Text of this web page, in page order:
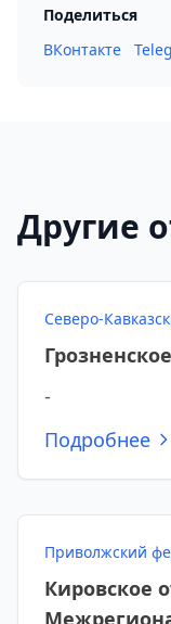
Поделиться
ВКонтакте
Другие
Северо-
-
Подробнее
Приволжский
Кировское